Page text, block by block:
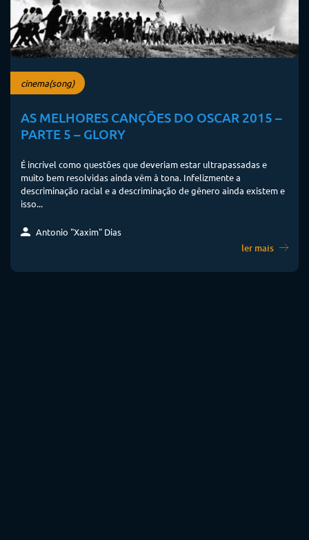
cinema(song)
AS MELHORES CANÇÕES DO OSCAR 2015 –
PARTE 5 – GLORY
É incrível como questões que deveriam estar ultrapassadas e
muito bem resolvidas ainda vêm à tona. Infelizmente a
descriminação racial e a descriminação de gênero ainda existem e
isso...
Antonio "Xaxim" Dias
ler mais